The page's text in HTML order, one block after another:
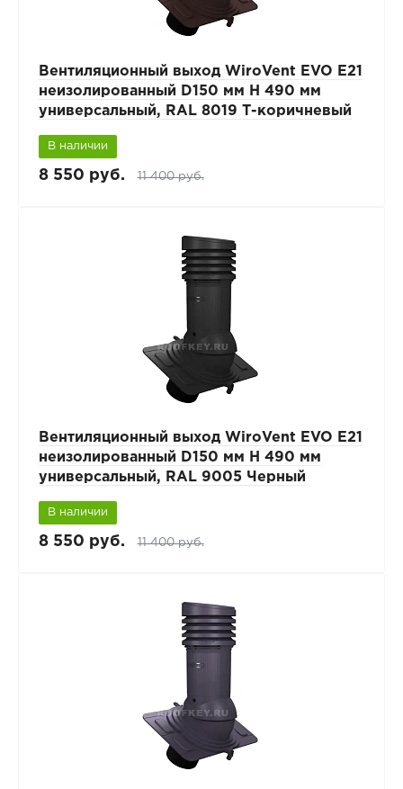
Вентиляционный выход WiroVent EVO E21
неизолированный D150 мм Н 490 мм
универсальный, RAL 8019 Т-коричневый
В наличии
8 550 руб. 11 400 руб.
Вентиляционный выход WiroVent EVO E21
неизолированный D150 мм Н 490 мм
универсальный, RAL 9005 Черный
В наличии
8 550 руб. 11 400 руб.